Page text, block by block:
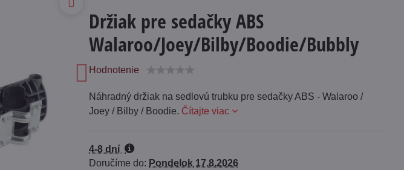
Držiak pre sedačky ABS
Walaroo/Joey/Bilby/Boodie/Bubbly
Hodnotenie
Náhradný držiak na sedlovú trubku pre sedačky ABS - Walaroo /
Joey / Bilby / Boodie. Čítajte viac
4-8 dní
Doručíme do: Pondelok 17.8.2026